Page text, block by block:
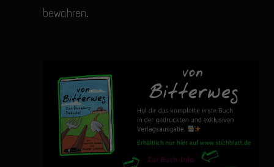
bewahren.